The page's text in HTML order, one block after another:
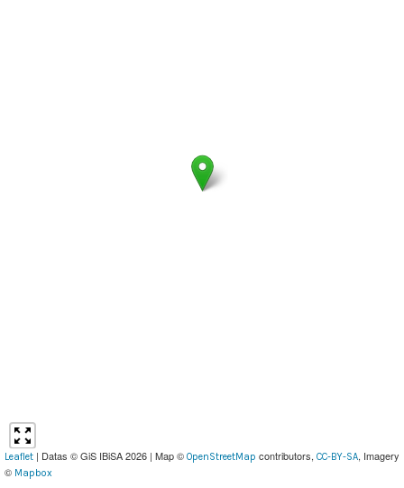
Leaflet | Datas © GiS IBiSA 2026 | Map © OpenStreetMap contributors, CC-BY-SA, Imagery
© Mapbox